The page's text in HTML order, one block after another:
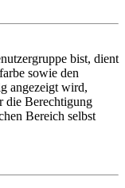
bist, dient
sowie den
angezeigt wird,
die Berechtigung
Bereich selbst